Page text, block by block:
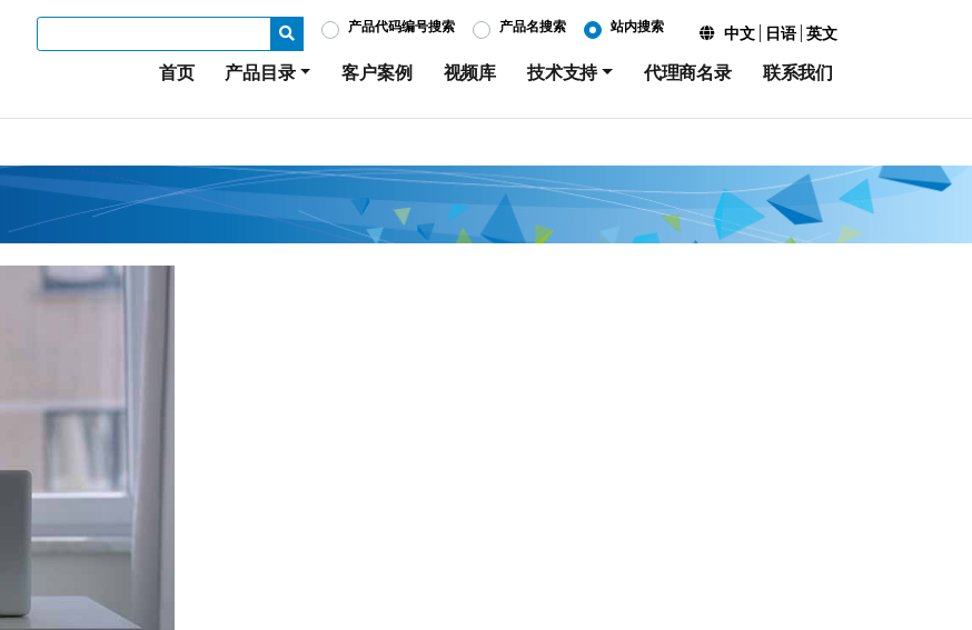
产品代码编号搜索 产品名搜索 站内搜索 中文 日语 英文
首页 产品目录 客户案例 视频库 技术支持 代理商名录 联系我们